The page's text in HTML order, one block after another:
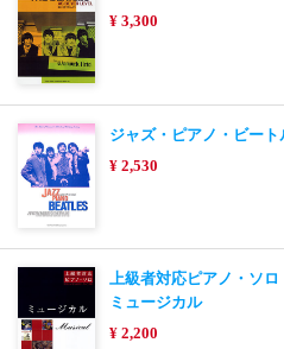
¥ 3,300
ジャズ・ピアノ・ビート
¥ 2,530
上級者対応ピアノ・ソロ
ミュージカル
¥ 2,200